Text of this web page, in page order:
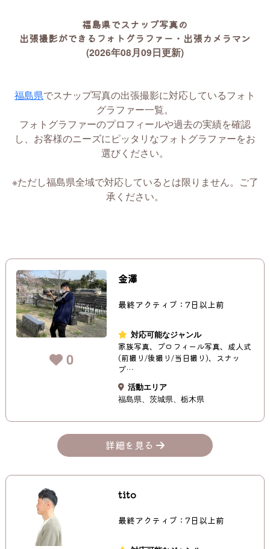
福島県でスナップ写真の
出張撮影ができるフォトグラファー・出張カメラマン
(2026年08月09日更新)
福島県でスナップ写真の出張撮影に対応しているフォト
グラファー一覧。
フォトグラファーのプロフィールや過去の実績を確認
し、お客様のニーズにピッタリなフォトグラファーをお
選びください。
※ただし福島県全域で対応しているとは限りません。ご了
承ください。
0
金澤
最終アクティブ：7日以上前
対応可能なジャンル
家族写真、プロフィール写真、成人式
(前撮り/後撮り/当日撮り)、スナッ
プ…
活動エリア
福島県
茨城県 栃木県
詳細を見る
tito
最終アクティブ：7日以上前